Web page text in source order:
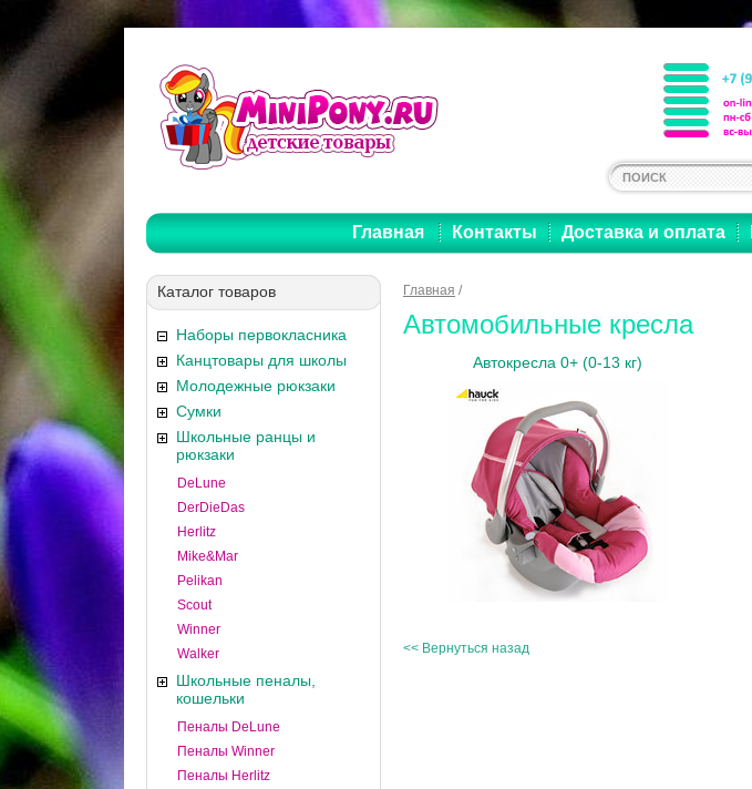
Главная Контакты Доставка и оплата
Каталог товаров
Наборы первокласника
Канцтовары для школы
Молодежные рюкзаки
Сумки
Школьные ранцы и
рюкзаки
DeLune
DerDieDas
Herlitz
Mike&Mar
Pelikan
Scout
Winner
Walker
Школьные пеналы,
кошельки
Пеналы DeLune
Пеналы Winner
Пеналы Herlitz
Главная /
Автомобильные кресла
Автокресла 0+ (0-13 кг)
<< Вернуться назад